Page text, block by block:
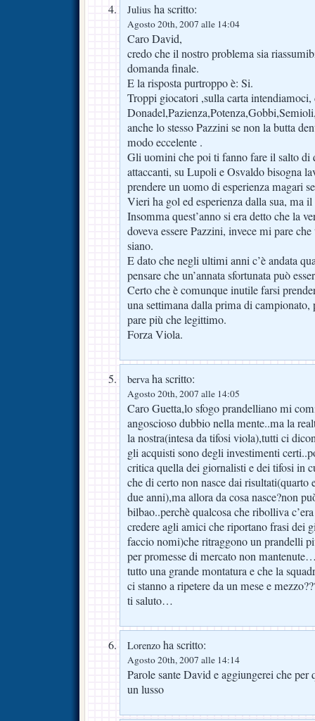
Julius ha scritto:
Agosto 20th, 2007 alle 14:04
Caro David,
credo che il nostro problema sia
domanda finale.
E la risposta purtroppo è: Si.
Troppi giocatori ,sulla carta intendiamoci,
anche lo stesso Pazzini se non la butta
modo eccelente .
Gli uomini che poi ti fanno fare il salto di
attaccanti, su Lupoli e Osvaldo bisogna
prendere un uomo di esperienza magari
Vieri ha gol ed esperienza dalla sua, ma
Insomma quest’anno si era detto che la
doveva essere Pazzini, invece mi pare
siano.
E dato che negli ultimi anni c’è andata
pensare che un’annata sfortunata può
Certo che è comunque inutile farsi
una settimana dalla prima di
pare più che legittimo.
Forza Viola.
bervaha scritto:
Agosto 20th, 2007 alle 14:05
Caro Guetta,lo sfogo prandelliano mi
angoscioso dubbio nella mente..ma la
la nostra(intesa da tifosi viola),tutti ci
gli acquisti sono degli investimenti
critica quella dei giornalisti e dei tifosi in
che di certo non nasce dai
due anni),ma allora da cosa nasce?non
bilbao..perchè qualcosa che ribolliva
credere agli amici che riportano frasi dei
faccio nomi)che ritraggono un prandelli
per promesse di mercato non
tutto una grande montatura e che la
ci stanno a ripetere da un mese e
ti saluto…
Lorenzo ha scritto:
Agosto 20th, 2007 alle 14:14
Parole sante David e aggiungerei che
un lusso